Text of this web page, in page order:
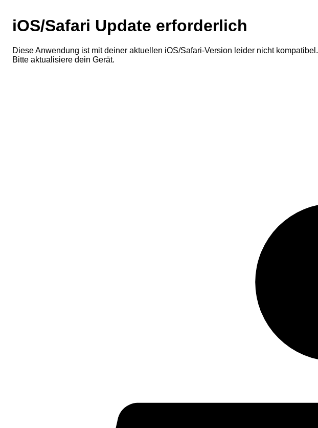
iOS/Safari Update erforderlich
Diese Anwendung ist mit deiner aktuellen iOS/Safari-Version leider nicht kompatibel.
Bitte aktualisiere dein Gerät.